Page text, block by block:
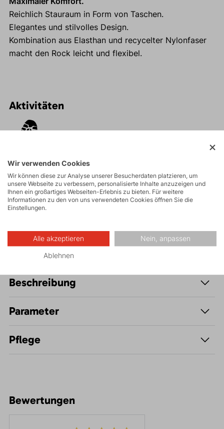
Reichlich Stauraum in Form von Taschen.
Elegantes und stilvolles Design.
Kombination aus Elasthan und recycelter Nylonfaser
macht den Rock leicht und flexibel.
Aktivitäten
Wandern
Beschreibung
Parameter
Pflege
Bewertungen
Wir verwenden Cookies
Wir können diese zur Analyse unserer Besucherdaten platzieren, um
unsere Webseite zu verbessern, personalisierte Inhalte anzuzeigen und
Ihnen ein großartiges Webseiten-Erlebnis zu bieten. Für weitere
Informationen zu den von uns verwendeten Cookies öffnen Sie die
Einstellungen.
Alle akzeptieren Nein, anpassen
Ablehnen